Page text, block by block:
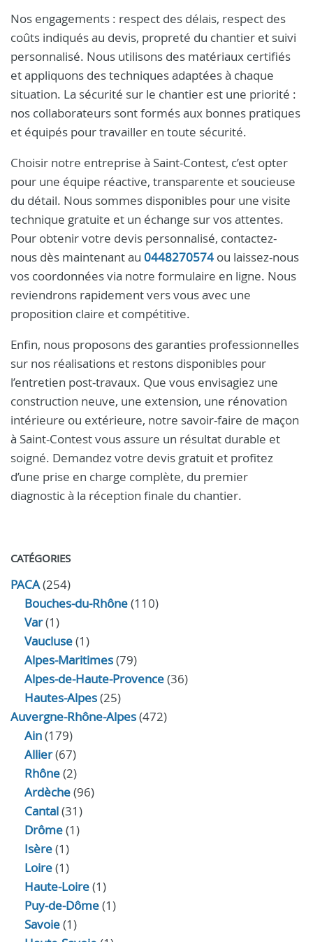
Nos engagements : respect des délais, respect des
coûts indiqués au devis, propreté du chantier et suivi
personnalisé. Nous utilisons des matériaux certifiés
et appliquons des techniques adaptées à chaque
situation. La sécurité sur le chantier est une priorité :
nos collaborateurs sont formés aux bonnes pratiques
et équipés pour travailler en toute sécurité.
Choisir notre entreprise à Saint-Contest, c’est opter
pour une équipe réactive, transparente et soucieuse
du détail. Nous sommes disponibles pour une visite
technique gratuite et un échange sur vos attentes.
Pour obtenir votre devis personnalisé, contactez-
nous dès maintenant au 0448270574 ou laissez-nous
vos coordonnées via notre formulaire en ligne. Nous
reviendrons rapidement vers vous avec une
proposition claire et compétitive.
Enfin, nous proposons des garanties professionnelles
sur nos réalisations et restons disponibles pour
l’entretien post-travaux. Que vous envisagiez une
construction neuve, une extension, une rénovation
intérieure ou extérieure, notre savoir-faire de maçon
à Saint-Contest vous assure un résultat durable et
soigné. Demandez votre devis gratuit et profitez
d’une prise en charge complète, du premier
diagnostic à la réception finale du chantier.
CATÉGORIES
PACA(254)
Bouches-du-Rhône(110)
Var(1)
Vaucluse(1)
Alpes-Maritimes(79)
Alpes-de-Haute-Provence(36)
Hautes-Alpes(25)
Auvergne-Rhône-Alpes(472)
Ain(179)
Allier(67)
Rhône(2)
Ardèche(96)
Cantal(31)
Drôme(1)
Isère(1)
Loire(1)
Haute-Loire(1)
Puy-de-Dôme(1)
Savoie(1)